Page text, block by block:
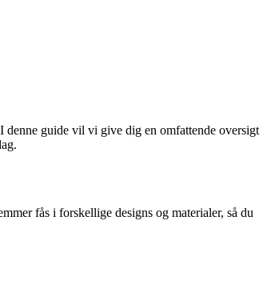
guide vil vi give dig en omfattende oversigt
fås i forskellige designs og materialer, så du